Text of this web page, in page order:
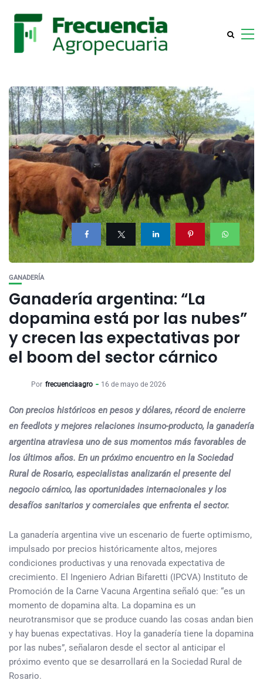
GANADERÍA
Ganadería argentina: “La
dopamina está por las nubes”
y crecen las expectativas por
el boom del sector cárnico
Por frecuenciaagro 16 de mayo de 2026
Con precios históricos en pesos y dólares, récord de encierre
en feedlots y mejores relaciones insumo-producto, la ganadería
argentina atraviesa uno de sus momentos más favorables de
los últimos años. En un próximo encuentro en la Sociedad
Rural de Rosario, especialistas analizarán el presente del
negocio cárnico, las oportunidades internacionales y los
desafíos sanitarios y comerciales que enfrenta el sector.
La ganadería argentina vive un escenario de fuerte optimismo,
impulsado por precios históricamente altos, mejores
condiciones productivas y una renovada expectativa de
crecimiento. El Ingeniero Adrian Bifaretti (IPCVA) Instituto de
Promoción de la Carne Vacuna Argentina señaló que: “es un
momento de dopamina alta. La dopamina es un
neurotransmisor que se produce cuando las cosas andan bien
y hay buenas expectativas. Hoy la ganadería tiene la dopamina
por las nubes”, señalaron desde el sector al anticipar el
próximo evento que se desarrollará en la Sociedad Rural de
Rosario.